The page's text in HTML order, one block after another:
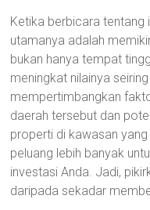
Ketika berbicara tentang
utamanya adalah
bukan hanya tempat
meningkat nilainya
mempertimbangkan
daerah tersebut dan
properti di kawasan
peluang lebih banyak
investasi Anda. Jadi,
daripada sekadar